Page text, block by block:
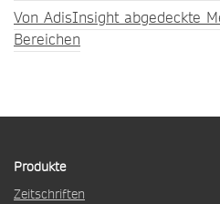
Von AdisInsight abgedeckte
Bereichen
Produkte
Zeitschriften